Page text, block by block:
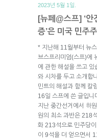
2023년 5월 1일.
[뉴페@스프] ‘안
증’은 미국 민주
* 지난해 11월부터 뉴
브스프리미엄(스프)에
에 관한 해설을 쓰고
와 시차를 두고 소개합
민트의 해설과 함께 칼
16일 스프에 쓴 글입니
지난 중간선거에서 하
원의 최소 과반은 218
화 213석으로 민주당
이 9석을 더 얻으면서